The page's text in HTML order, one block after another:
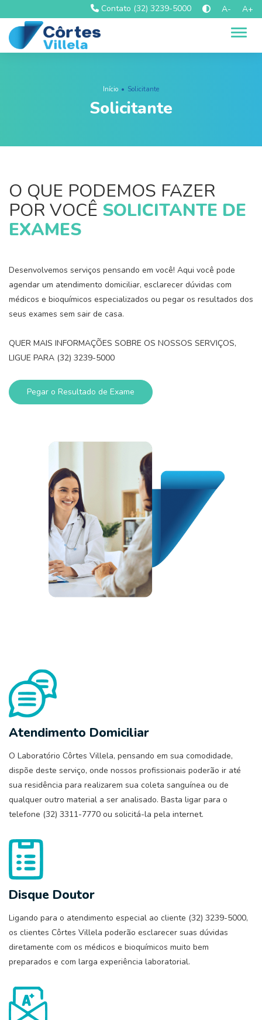
Contato (32) 3239-5000 A- A+
Início Solicitante
Solicitante
O QUE PODEMOS FAZER
POR VOCÊ SOLICITANTE DE
EXAMES
Desenvolvemos serviços pensando em você! Aqui você pode
agendar um atendimento domiciliar, esclarecer dúvidas com
médicos e bioquímicos especializados ou pegar os resultados dos
seus exames sem sair de casa.
QUER MAIS INFORMAÇÕES SOBRE OS NOSSOS SERVIÇOS,
LIGUE PARA (32) 3239-5000
Pegar o Resultado de Exame
Atendimento Domiciliar
O Laboratório Côrtes Villela, pensando em sua comodidade,
dispõe deste serviço, onde nossos profissionais poderão ir até
sua residência para realizarem sua coleta sanguínea ou de
qualquer outro material a ser analisado. Basta ligar para o
telefone (32) 3311-7770 ou solicitá-la pela internet.
Disque Doutor
Ligando para o atendimento especial ao cliente (32) 3239-5000,
os clientes Côrtes Villela poderão esclarecer suas dúvidas
diretamente com os médicos e bioquímicos muito bem
preparados e com larga experiência laboratorial.